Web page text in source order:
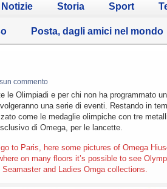
Notizie Storia Sport
Posta, dagli amici nel mondo
commento
le Olimpiadi e per chi non ha programmato
una serie di eventi. Restando in
come le medaglie olimpiche con tre
di Omega, per le lancette.
to Paris, here some pictures of Omega
on many floors it’s possible to see
and Ladies Omga collections.